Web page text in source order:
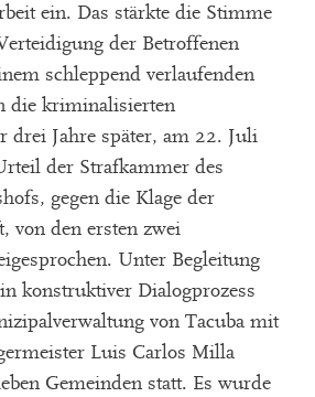
ein. Das stärkte die Stimme
der Betroffenen
schleppend verlaufenden
die kriminalisierten
drei Jahre später, am 22. Juli
der Strafkammer des
gegen die Klage der
von den ersten zwei
Unter Begleitung
konstruktiver Dialogprozess
von Tacuba mit
Luis Carlos Milla
Gemeinden statt. Es wurde